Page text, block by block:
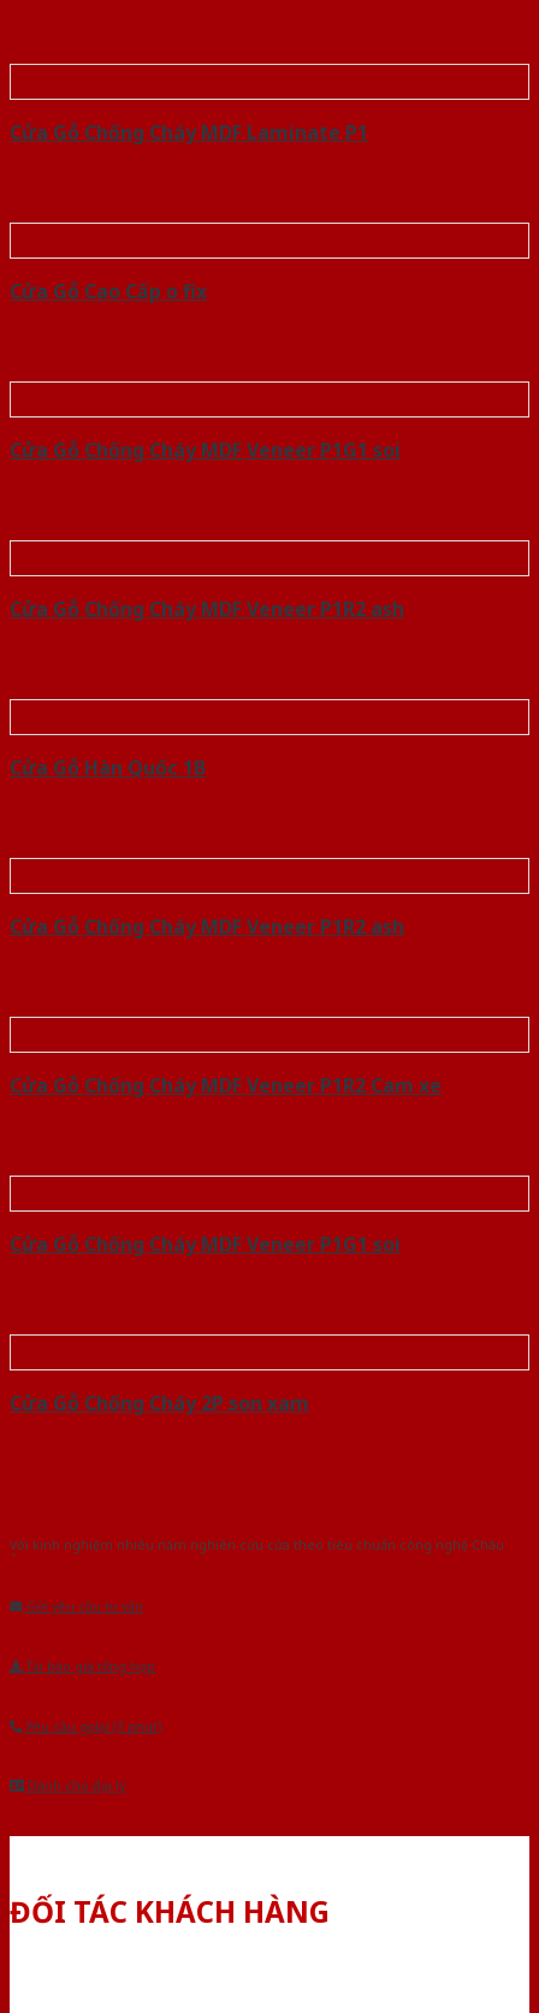
Cửa Gỗ Chống Cháy MDF Laminate P1
Cửa Gỗ Cao Cấp o fix
Cửa Gỗ Chống Cháy MDF Veneer P1G1 soi
Cửa Gỗ Chống Cháy MDF Veneer P1R2 ash
Cửa Gỗ Hàn Quốc 1B
Cửa Gỗ Chống Cháy MDF Veneer P1R2 ash
Cửa Gỗ Chống Cháy MDF Veneer P1R2 Cam xe
Cửa Gỗ Chống Cháy MDF Veneer P1G1 soi
Cửa Gỗ Chống Cháy 2P son xam
Với kinh nghiệm nhiêu năm nghiên cứu cửa theo tiêu chuẩn công nghệ Châu
Âu.Chúng tôi tự tin là nhà sản xuất & cung cấp hàng đầu tại Việt Nam!
Gửi yêu cầu tư vấn
Tải báo giá tổng hợp
Yêu cầu gọi lại (3 phút)
Dành cho đại lý
ĐỐI TÁC KHÁCH HÀNG